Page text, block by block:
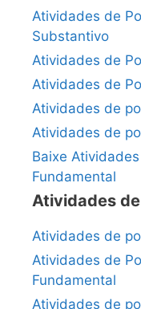
Atividades de
Substantivo
Atividades de
Atividades de
Atividades de
Atividades de
Baixe
Fundamental
Atividades
Atividades de
Atividades de
Fundamental
Atividades de